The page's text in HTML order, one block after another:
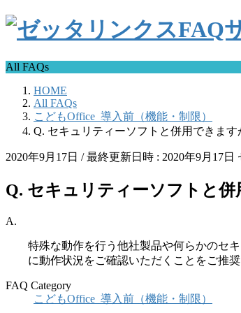
All FAQs
HOME
All FAQs
こどもOffice_導入前（機能・制限）
Q. セキュリティーソフトと併用できます
2020年9月17日 / 最終更新日時 : 2020年9月17日
Q. セキュリティーソフトと併
A.
特殊な動作を行う他社製品や何らかのセ
に動作状況をご確認いただくことをご推
FAQ Category
こどもOffice_導入前（機能・制限）